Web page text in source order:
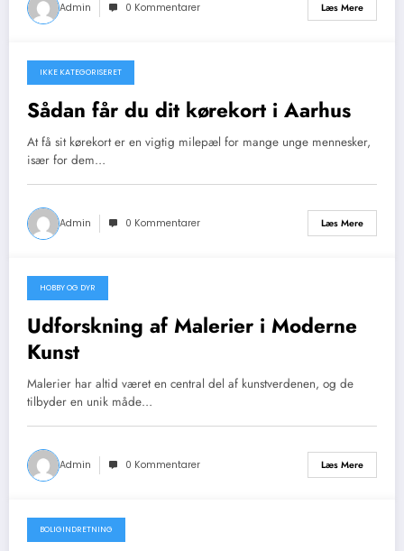
Admin 0 Kommentarer Læs Mere
april 1, 2026
IKKE KATEGORISERET
Sådan får du dit kørekort i Aarhus
At få sit kørekort er en vigtig milepæl for mange unge mennesker,
især for dem…
Admin 0 Kommentarer Læs Mere
marts 28, 2026
HOBBY OG DYR
Udforskning af Malerier i Moderne
Kunst
Malerier har altid været en central del af kunstverdenen, og de
tilbyder en unik måde…
Admin 0 Kommentarer Læs Mere
marts 26, 2026
BOLIGINDRETNING